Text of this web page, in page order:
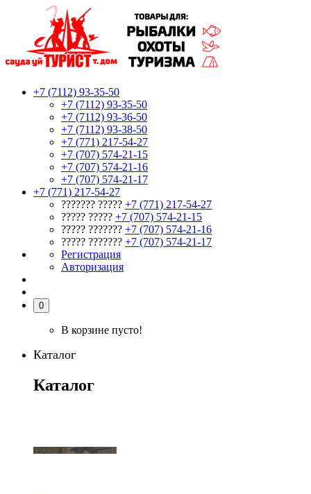
+7 (7112) 93-35-50
+7 (7112) 93-35-50
+7 (7112) 93-36-50
+7 (7112) 93-38-50
+7 (771) 217-54-27
+7 (707) 574-21-15
+7 (707) 574-21-16
+7 (707) 574-21-17
+7 (771) 217-54-27
??????? ????? +7 (771) 217-54-27
????? ????? +7 (707) 574-21-15
????? ??????? +7 (707) 574-21-16
????? ??????? +7 (707) 574-21-17
Регистрация
Авторизация
0
В корзине пусто!
Каталог
Каталог